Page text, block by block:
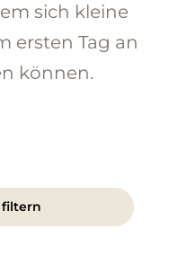
sich kleine
ersten Tag an
können.